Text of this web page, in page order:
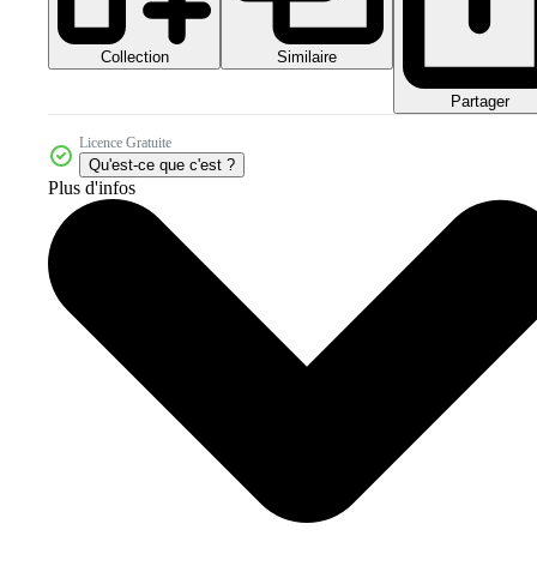
Collection Similaire
Partager
Licence Gratuite
Qu'est-ce que c'est ?
Plus d'infos